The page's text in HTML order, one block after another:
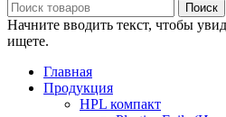
Поиск
Начните вводить текст, чтобы
ищете.
Главная
Продукция
HPL компакт